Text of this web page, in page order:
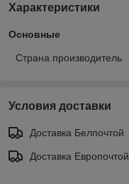
Характеристики
Основные
Страна производитель
Условия доставки
Доставка Белпочтой
Доставка Европочтой